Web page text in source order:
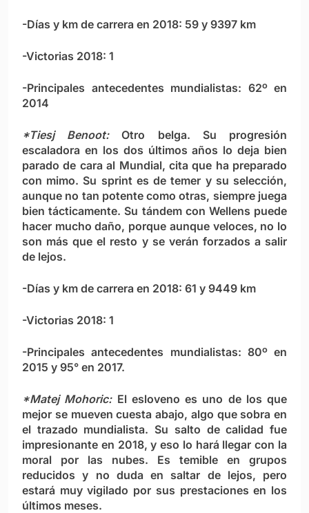
-Días y km de carrera en 2018: 59 y 9397 km
-Victorias 2018: 1
-Principales antecedentes mundialistas: 62º en
2014
*Tiesj Benoot:Otro belga. Su progresión
escaladora en los dos últimos años lo deja bien
parado de cara al Mundial, cita que ha preparado
con mimo. Su sprint es de temer y su selección,
aunque no tan potente como otras, siempre juega
bien tácticamente. Su tándem con Wellens puede
hacer mucho daño, porque aunque veloces, no lo
son más que el resto y se verán forzados a salir
de lejos.
-Días y km de carrera en 2018: 61 y 9449 km
-Victorias 2018: 1
-Principales antecedentes mundialistas: 80º en
2015 y 95° en 2017.
*Matej Mohoric:El esloveno es uno de los que
mejor se mueven cuesta abajo, algo que sobra en
el trazado mundialista. Su salto de calidad fue
impresionante en 2018, y eso lo hará llegar con la
moral por las nubes. Es temible en grupos
reducidos y no duda en saltar de lejos, pero
estará muy vigilado por sus prestaciones en los
últimos meses.